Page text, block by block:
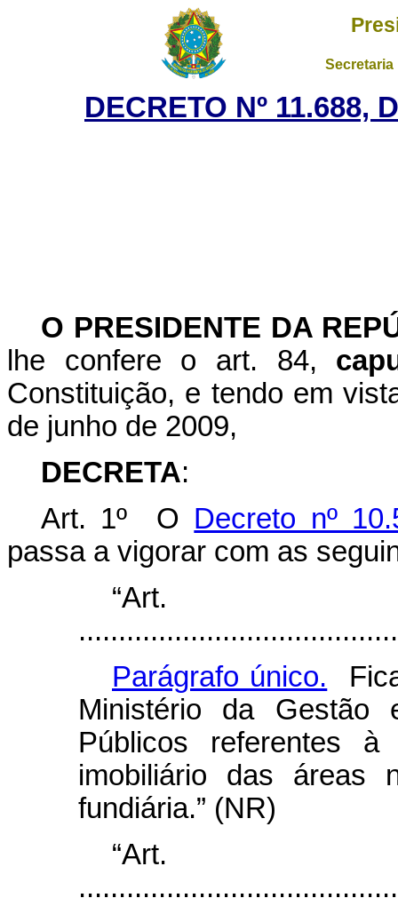
DECRETO Nº 11.688,
O PRESIDENTE DA
lhe confere o art. 84,
Constituição, e tendo em
de junho de 2009,
DECRETA:
Art. 1º O Decreto nº
passa a vigorar com as
Parágrafo único.
Ministério da Gestão
Públicos referentes à
imobiliário das áreas
fundiária.” (NR)